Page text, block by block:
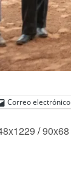
Correo electrónico
/90x68